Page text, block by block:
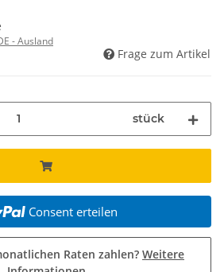
- Ausland
Frage zum Artikel
stück
Consent erteilen
Raten zahlen? Weitere